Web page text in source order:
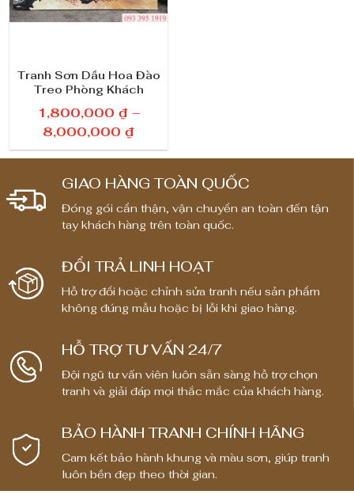
Tranh Sơn Dầu Hoa Đào
Treo Phòng Khách
1,800,000 ₫ –
8,000,000 ₫K
h
ả
n
g
:
1
,
8
0
,
0
0
GIAO HÀNG TOÀN QUỐC
Đóng gói cẩn thận, vận chuyển an toàn đến tận
tay khách hàng trên toàn quốc.
ĐỔI TRẢ LINH HOẠT
Hỗ trợ đổi hoặc chỉnh sửa tranh nếu sản phẩm
không đúng mẫu hoặc bị lỗi khi giao hàng.
HỖ TRỢ TƯ VẤN 24/7
Đội ngũ tư vấn viên luôn sẵn sàng hỗ trợ chọn
tranh và giải đáp mọi thắc mắc của khách hàng.
BẢO HÀNH TRANH CHÍNH HÃNG
Cam kết bảo hành khung và màu sơn, giúp tranh
luôn bền đẹp theo thời gian.